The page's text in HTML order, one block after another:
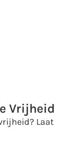
Vrijheid
Laat